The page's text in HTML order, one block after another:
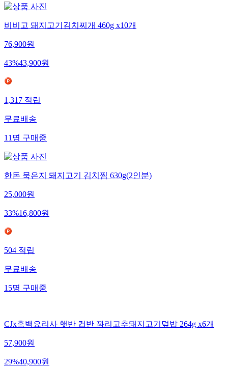
비비고 돼지고기김치찌개 460g x10개
76,900원
43%43,900원
1,317적립
무료배송
11명구매중
한돈 묵은지 돼지고기 김치찜 630g(2인분)
25,000원
33%16,800원
504적립
무료배송
15명구매중
CJx흑백요리사 햇반 컵반 꽈리고추돼지고기덮밥 264g x6개
57,900원
29%40,900원